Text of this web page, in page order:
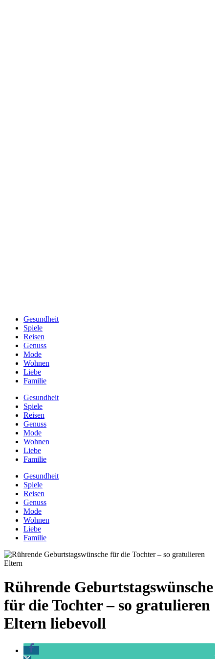
Gesundheit
Spiele
Reisen
Genuss
Mode
Wohnen
Liebe
Familie
Gesundheit
Spiele
Reisen
Genuss
Mode
Wohnen
Liebe
Familie
Gesundheit
Spiele
Reisen
Genuss
Mode
Wohnen
Liebe
Familie
Rührende Geburtstagswünsche
für die Tochter – so gratulieren
Eltern liebevoll